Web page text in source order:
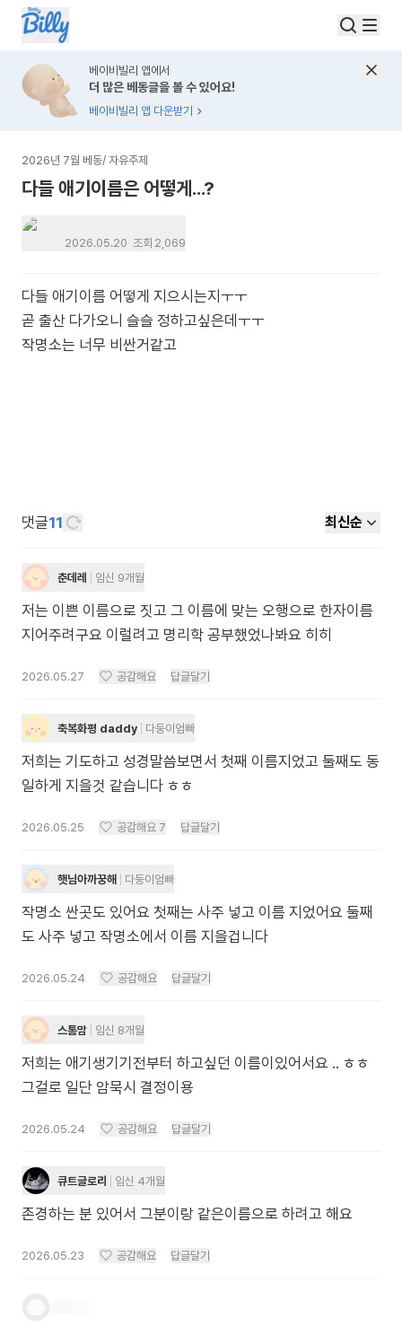
베이비빌리 앱에서
더 많은 베동글을 볼 수 있어요!
베이비빌리 앱 다운받기
2026년 7월 베동/ 자유주제
다들 애기이름은 어떻게...?
2026.05.20 조회 2,069
다들 애기이름 어떻게 지으시는지ㅜㅜ
곧 출산 다가오니 슬슬 정하고싶은데ㅜㅜ
작명소는 너무 비싼거같고
댓글11 최신순
춘데레 임신 9개월
저는 이쁜 이름으로 짓고 그 이름에 맞는 오행으로 한자이름
지어주려구요 이럴려고 명리학 공부했었나봐요 히히
2026.05.27 공감해요 답글달기
축복화평 daddy 다둥이엄빠
저희는 기도하고 성경말씀보면서 첫째 이름지었고 둘째도 동
일하게 지을것 같습니다 ㅎㅎ
2026.05.25 공감해요 7 답글달기
햇님아까꿍해 다둥이엄빠
작명소 싼곳도 있어요 첫째는 사주 넣고 이름 지었어요 둘째
도 사주 넣고 작명소에서 이름 지을겁니다
2026.05.24 공감해요 답글달기
스톰맘 임신 8개월
저희는 애기생기기전부터 하고싶던 이름이있어서요 .. ㅎㅎ
그걸로 일단 암묵시 결정이용
2026.05.24 공감해요 답글달기
큐트글로리 임신 4개월
존경하는 분 있어서 그분이랑 같은이름으로 하려고 해요
2026.05.23 공감해요 답글달기